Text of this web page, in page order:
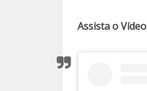
Assista o Vídeo